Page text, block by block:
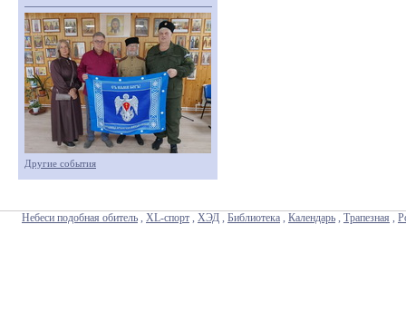
Другие события
Небеси подобная обитель , XL-спорт , ХЭД , Библиотека , Календарь , Трапезная ,